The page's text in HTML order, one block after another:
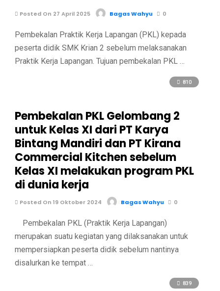
Posted On 27 April 2025 Bagas Wahyu 0
Pembekalan Praktik Kerja Lapangan (PKL) kepada
peserta didik SMK Krian 2 sebelum melaksanakan
Praktik Kerja Lapangan. Tujuan pembekalan PKL …
810
Pembekalan PKL Gelombang 2
untuk Kelas XI dari PT Karya
Bintang Mandiri dan PT Kirana
Commercial Kitchen sebelum
Kelas XI melakukan program PKL
di dunia kerja
Posted On 19 Oktober 2024 Bagas Wahyu 0
Pembekalan PKL (Praktik Kerja Lapangan)
merupakan suatu kegiatan yang dilaksanakan untuk
mempersiapkan peserta didik sebelum nantinya
disalurkan ke tempat …
839